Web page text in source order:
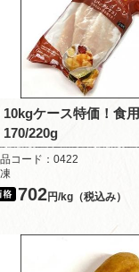
10kgケース特価！食
170/220g
コード：0422
702円/kg（税込み）